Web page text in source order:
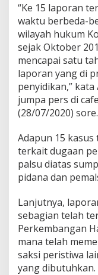
“Ke 15 laporan
waktu berbeda-
wilayah hukum
sejak Oktober
mencapai satu
laporan yang di
penyidikan,”
jumpa pers di
(28/07/2020) sore.
Adapun 15
terkait dugaan
palsu diatas
pidana dan
Lanjutnya,
sebagian telah
Perkembangan
mana telah
saksi peristiwa
yang dibutuhkan.